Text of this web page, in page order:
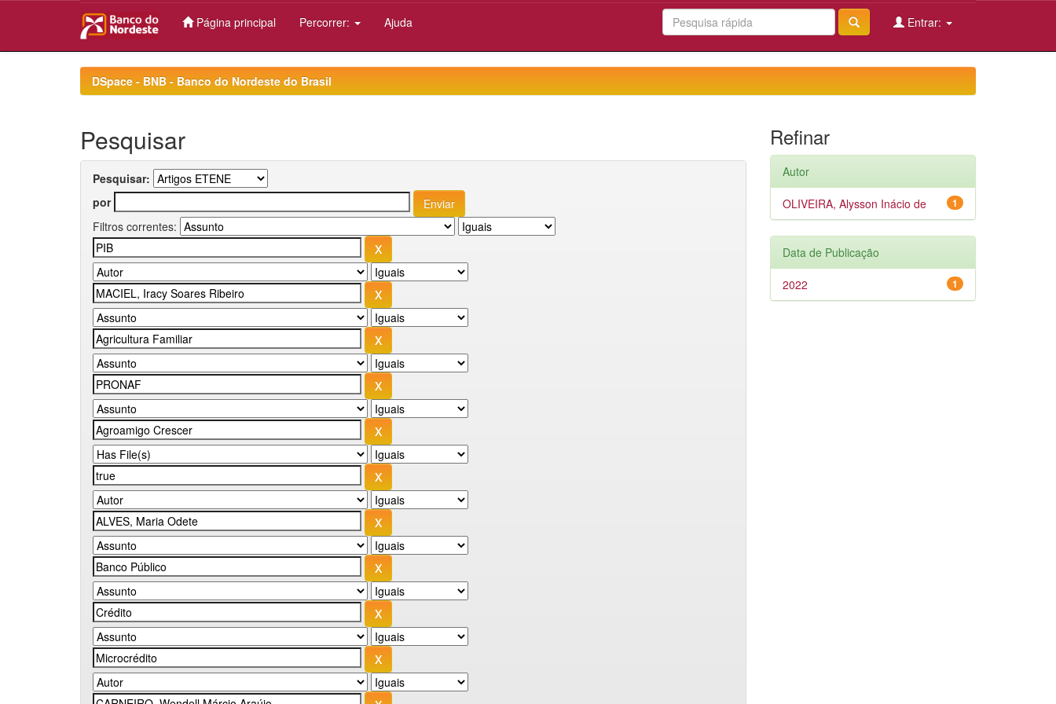
Página principal Percorrer: Ajuda Entrar:
DSpace - BNB - Banco do Nordeste do Brasil
Pesquisar
Pesquisar:
por
Filtros correntes:
Refinar
Autor
1
OLIVEIRA, Alysson Inácio de
Data de Publicação
1
2022